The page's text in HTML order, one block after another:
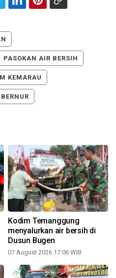
PASOKAN AIR BERSIH
KEMARAU
Kodim Temanggung
menyalurkan air bersih di
Dusun Bugen
07 August 2026 17:06 WIB